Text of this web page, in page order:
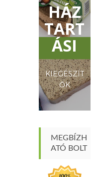
HÁZ
TART
ÁSI
KIEGÉSZÍT
ŐK
MEGBÍZH
ATÓ BOLT